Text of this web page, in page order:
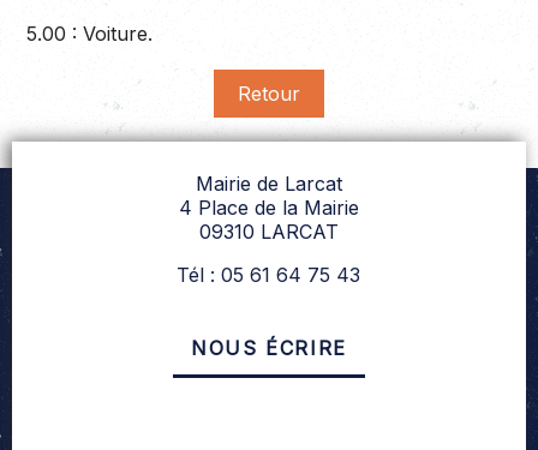
5.00 :Voiture.
Retour
Mairie de Larcat
4 Place de la Mairie
09310 LARCAT
Tél : 05 61 64 75 43
NOUS ÉCRIRE